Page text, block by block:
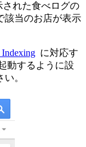
れた食べログの
該当のお店が表示
に対応す
動するように設
。